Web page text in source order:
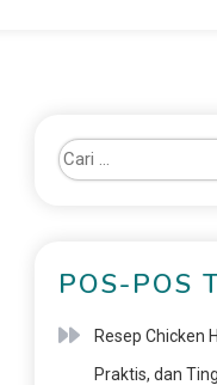
POS-POS
Resep Chicken
Praktis, dan